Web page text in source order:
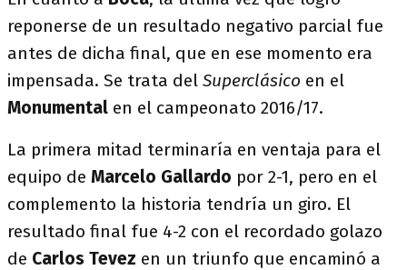
reponerse de un resultado negativo parcial fue
antes de dicha final, que en ese momento era
impensada. Se trata del Superclásico en el
Monumental en el campeonato 2016/17.
La primera mitad terminaría en ventaja para el
equipo de Marcelo Gallardo por 2-1, pero en el
complemento la historia tendría un giro. El
resultado final fue 4-2 con el recordado golazo
de Carlos Tevez en un triunfo que encaminó a